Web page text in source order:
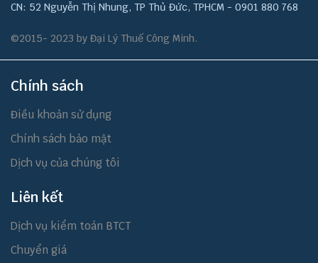
CN: 52 Nguyễn Thị Nhung, TP Thủ Đức, TPHCM - 0901 880 768
©2015- 2023 by Đại Lý Thuế Công Minh.
Chính sách
Điều khoản sử dụng
Chính sách bảo mật
Dịch vụ của chúng tôi
Liên kết
Dịch vụ kiểm toán BTCT
Chuyển giá